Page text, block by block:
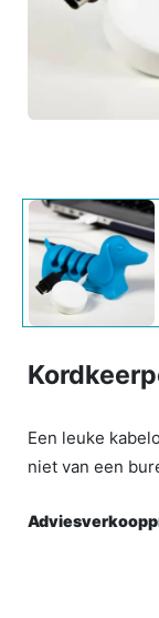
Een leuke
niet van een